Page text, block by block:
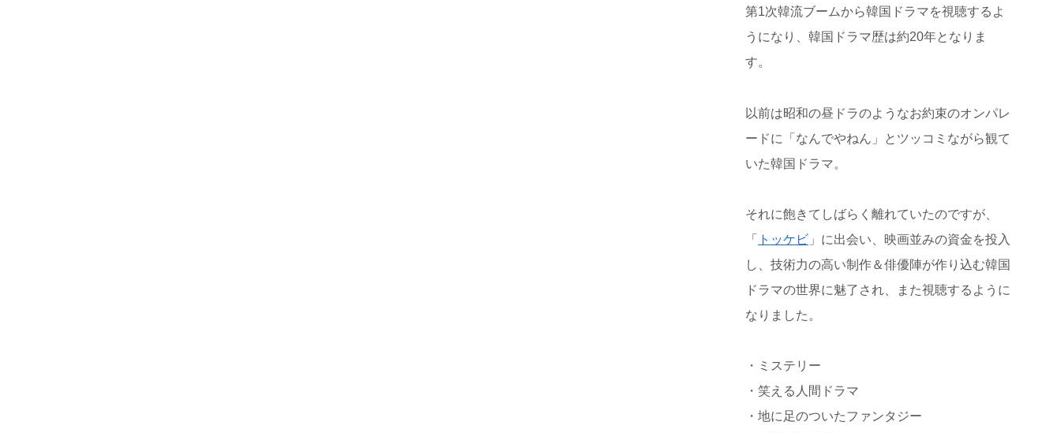
第1次韓流ブームから韓国ドラマを視聴するよ
うになり、韓国ドラマ歴は約20年となりま
す。
以前は昭和の昼ドラのようなお約束のオンパレ
ードに「なんでやねん」とツッコミながら観て
いた韓国ドラマ。
それに飽きてしばらく離れていたのですが、
「 トッケビ 」に出会い、映画並みの資金を投入
し、技術力の高い制作＆俳優陣が作り込む韓国
ドラマの世界に魅了され、また視聴するように
なりました。
・ミステリー
・笑える人間ドラマ
・地に足のついたファンタジー